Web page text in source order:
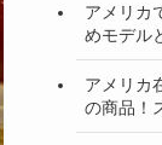
アメリカ
めモデル
アメリカ
の商品！